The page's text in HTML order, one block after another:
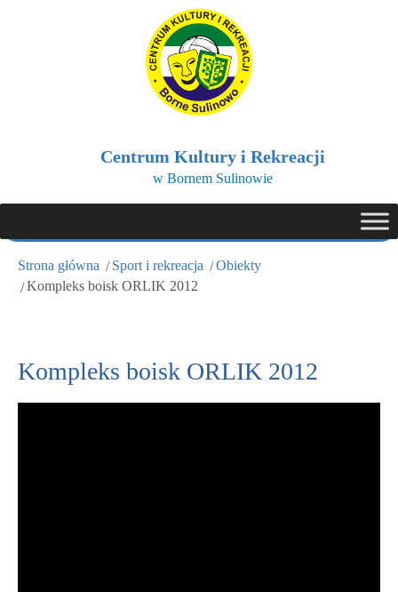
Centrum Kultury i Rekreacji
w Bornem Sulinowie
Strona główna Sport i rekreacja
Obiekty
Kompleks boisk ORLIK 2012
Kompleks boisk ORLIK 2012